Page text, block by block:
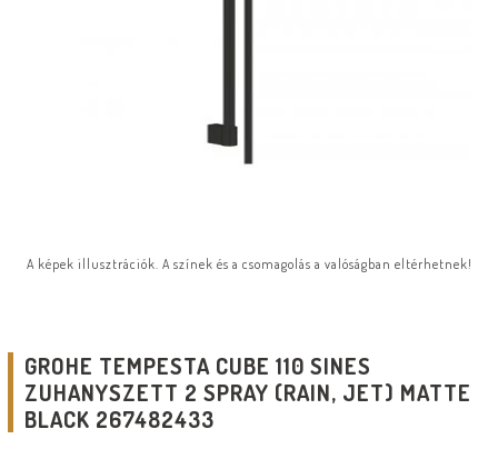
A képek illusztrációk. A színek és a csomagolás a valóságban eltérhetnek!
GROHE TEMPESTA CUBE 110 SINES
ZUHANYSZETT 2 SPRAY (RAIN, JET) MATTE
BLACK 267482433